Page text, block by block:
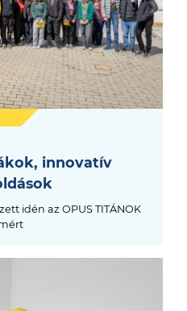
innovatív
idén az OPUS TITÁNOK